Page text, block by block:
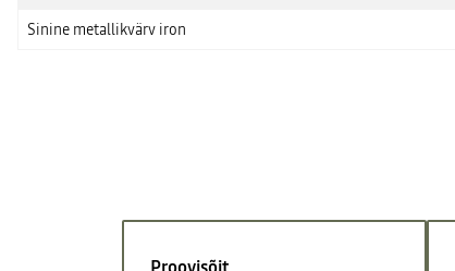
Sinine metallikvärv iron